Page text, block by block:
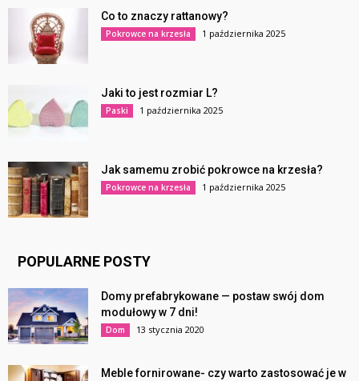
Co to znaczy rattanowy?
Pokrowce na krzesła 1 października 2025
Jaki to jest rozmiar L?
Paski 1 października 2025
Jak samemu zrobić pokrowce na krzesła?
Pokrowce na krzesła 1 października 2025
POPULARNE POSTY
Domy prefabrykowane — postaw swój dom
modułowy w 7 dni!
Dom 13 stycznia 2020
Meble fornirowane- czy warto zastosować je w